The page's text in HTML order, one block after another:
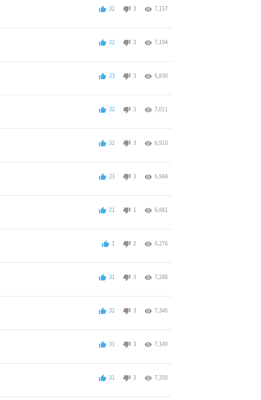
32 3 7,157
32 3 7,194
23 3 6,830
32 3 7,011
32 3 6,910
23 3 6,984
21 1 6,881
1 2 6,276
31 3 7,288
32 3 7,346
31 3 7,149
31 3 7,350